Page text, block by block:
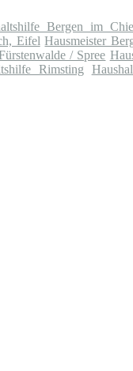
Bergen im
Eifel Hausmeister
/ Spree
Rimsting